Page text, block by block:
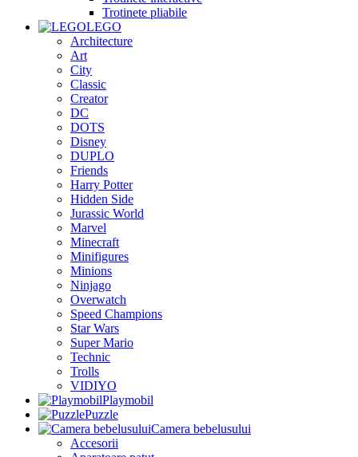
Trotinete pliabile
LEGO
Architecture
Art
City
Classic
Creator
DC
DOTS
Disney
DUPLO
Friends
Harry Potter
Hidden Side
Jurassic World
Marvel
Minecraft
Minifigures
Minions
Ninjago
Overwatch
Speed Champions
Star Wars
Super Mario
Technic
Trolls
VIDIYO
Playmobil
Puzzle
Camera bebelusului
Accesorii